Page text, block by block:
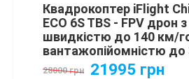
Квадрокоптер iFlight
ECO 6S TBS - FPV дрон
швидкістю до 140 км/
вантажопійомністю до
28000 грн 21995 грн